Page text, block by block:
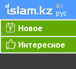
қаз
рус
Новое
Интересное